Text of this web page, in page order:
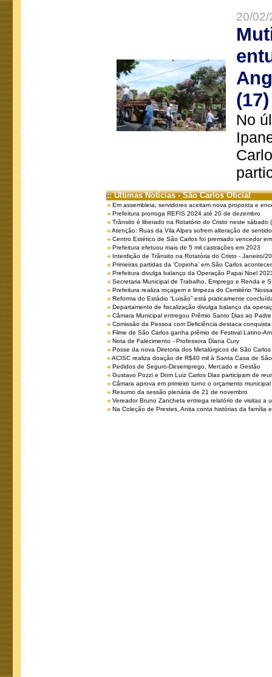
20/
(17)
No
:: Últimas Notícias - São Carlos Oficial
Em assembleia, servidores aceitam nova proposta e
Prefeitura prorroga REFIS 2024 até 20 de dezembro
Trânsito é liberado na Rotatório do Cristo neste sábado
Atenção: Ruas da Vila Alpes sofrem alteração de
Centro Estético de São Carlos foi premiado vencedor
Prefeitura efetuou mais de 5 mil castrações em 2023
Interdição de Trânsito na Rotatória do Cristo - Janeiro/
Primeiras partidas da ‘Copinha’ em São Carlos
Prefeitura divulga balanço da Operação Papai Noel
Secretaria Municipal de Trabalho, Emprego e Renda e
Prefeitura realiza roçagem e limpeza do Cemitério
Reforma do Estádio “Luisão” está praticamente
Departamento de fiscalização divulga balanço da
Câmara Municipal entregou Prêmio Santo Dias ao
Comissão da Pessoa com Deficiência destaca
Filme de São Carlos ganha prêmio de Festival Latino-
Nota de Falecimento - Professora Diana Cury
Posse da nova Diretoria dos Metalúrgicos de São
ACISC realiza doação de R$40 mil à Santa Casa de
Pedidos de Seguro-Desemprego, Mercado e Gestão
Gustavo Pozzi e Dom Luiz Carlos Dias participam de
Câmara aprova em primeiro turno o orçamento
Resumo da sessão plenária de 21 de novembro
Vereador Bruno Zancheta entrega relatório de visitas a
Na Coleção de Prestes, Anita conta histórias da família